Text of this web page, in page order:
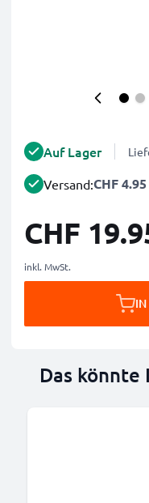
Auf Lager
Versand:CHF 4.95
CHF
inkl. MwSt.
Das könnte